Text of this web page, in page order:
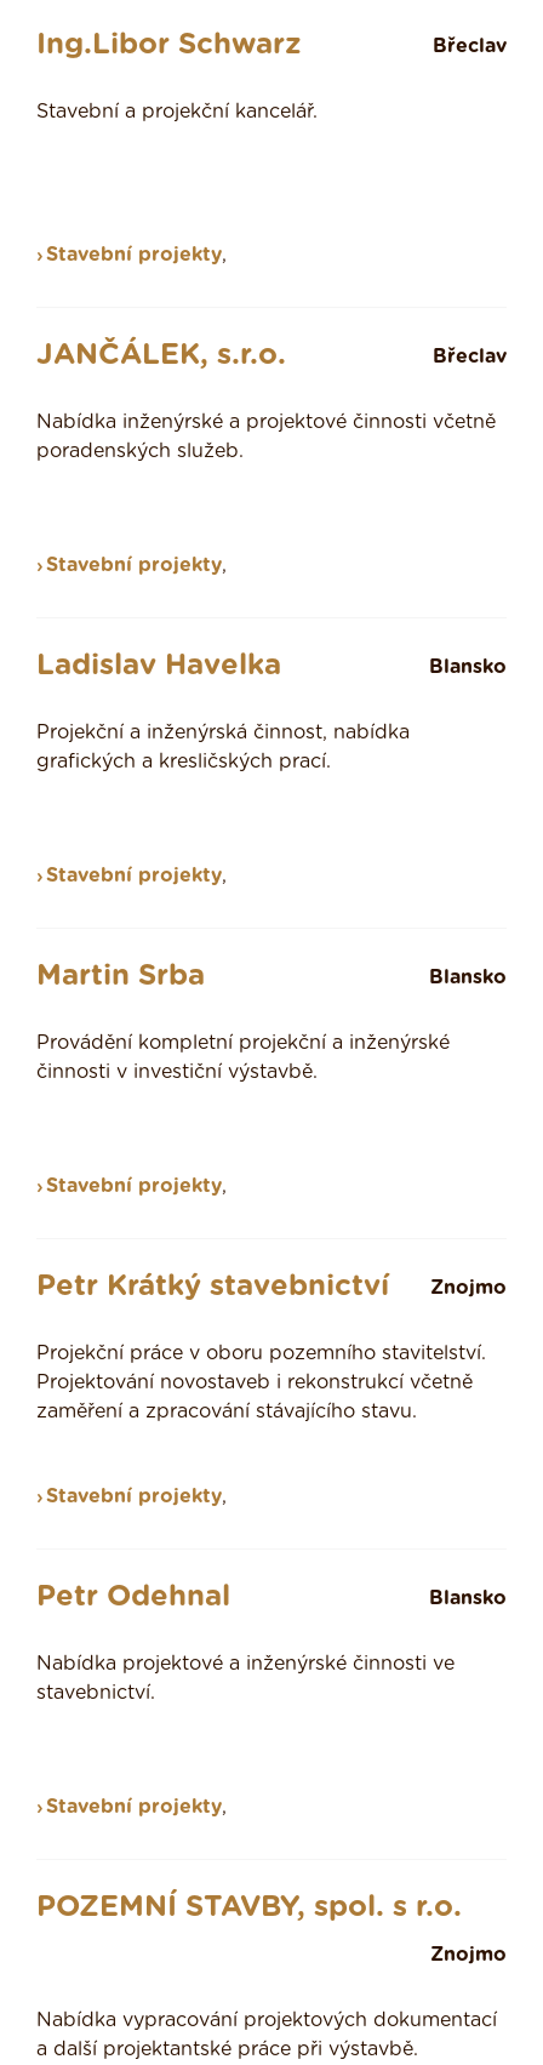
Ing.Libor Schwarz Břeclav
Stavební a projekční kancelář.
Stavební projekty,
JANČÁLEK, s.r.o. Břeclav
Nabídka inženýrské a projektové činnosti včetně
poradenských služeb.
Stavební projekty,
Ladislav Havelka Blansko
Projekční a inženýrská činnost, nabídka
grafických a kresličských prací.
Stavební projekty,
Martin Srba Blansko
Provádění kompletní projekční a inženýrské
činnosti v investiční výstavbě.
Stavební projekty,
Petr Krátký stavebnictví Znojmo
Projekční práce v oboru pozemního stavitelství.
Projektování novostaveb i rekonstrukcí včetně
zaměření a zpracování stávajícího stavu.
Stavební projekty,
Petr Odehnal Blansko
Nabídka projektové a inženýrské činnosti ve
stavebnictví.
Stavební projekty,
POZEMNÍ STAVBY, spol. s r.o.
Znojmo
Nabídka vypracování projektových dokumentací
a další projektantské práce při výstavbě.